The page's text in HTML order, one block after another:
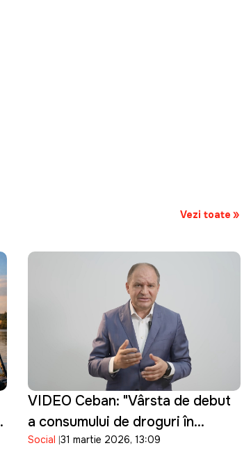
Vezi toate
VIDEO Ceban: "Vârsta de debut
a consumului de droguri în
Chișinău a ajuns la 15 ani.
Social 31 martie 2026, 13:09